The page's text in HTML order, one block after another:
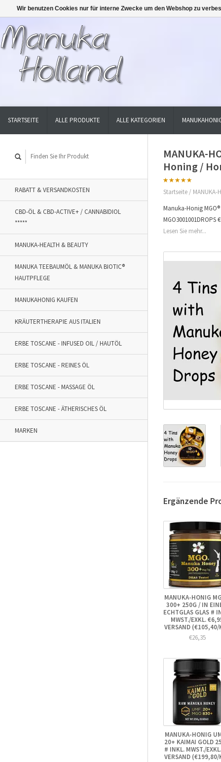
STARTSEITE ALLE PRODUKTE ALLE KATEGORIEN
RABATT & VERSANDKOSTEN
CBD-ÖL & CBD-ACTIVE+ / CANNABIDIOL
*****
MANUKA-HEALTH & BEAUTY
MANUKA TEEBAUMÖL & MANUKA BIOTIC®
HAUTPFLEGE
MANUKAHONIG KAUFEN
KRÄUTERTHERAPIE AUS ITALIEN
ERBE TOSCANE - INFUSED OIL / HAUTÖL
ERBE TOSCANE - REINES ÖL
ERBE TOSCANE - MASSAGE ÖL
ERBE TOSCANE - ÄTHERISCHES ÖL
MARKEN
MANUKA-
Honing /
Startseite / MANUKA-
Manuka-Honig
Lesen Sie mehr...
Ergänzende
MANUKA-HONIG
300+ 250G / IN
ECHTGLAS GLAS #
MWST./EXKL.
VERSAND (€105,40/
€26,35
MANUKA-HONIG
20+ KAIMAI GOLD
# INKL. MWST./
VERSAND (€199,80/
Wir benutzen Cookies nur für interne Zwecke um den Webshop zu